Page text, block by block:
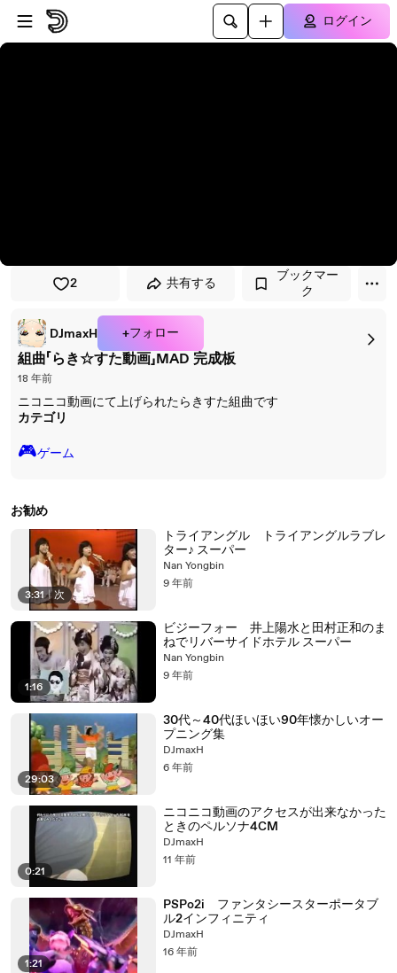
プレイヤーにスキップ
メインコンテンツにスキップ
ログイン
2 共有する
ブックマー
ク
DJmaxH +フォロー
組曲「らき☆すた動画」MAD 完成板
18 年前
ニコニコ動画にて上げられたらきすた組曲です
カテゴリ
🎮️ゲーム
お勧め
3:31 | 次
トライアングル トライアングルラブレ
ター♪ スーパー
Nan Yongbin
9 年前
1:16
ビジーフォー 井上陽水と田村正和のま
ねでリバーサイドホテル スーパー
Nan Yongbin
9 年前
29:03
30代～40代ほいほい90年懐かしいオー
プニング集
DJmaxH
6 年前
0:21
ニコニコ動画のアクセスが出来なかった
ときのペルソナ4CM
DJmaxH
11 年前
1:21
PSPo2i ファンタシースターポータブ
ル2インフィニティ
DJmaxH
16 年前